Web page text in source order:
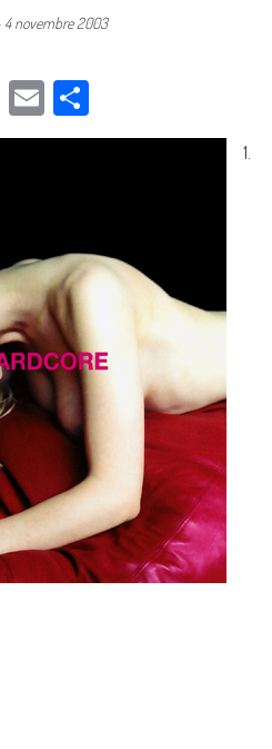
4 novembre 2003
Messenger
EmailPartager
1.